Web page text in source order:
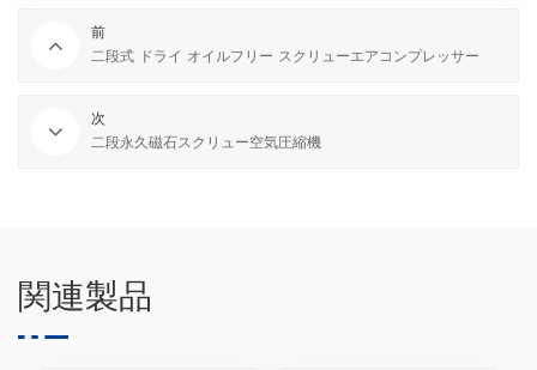
前
二段式 ドライ オイルフリー スクリューエアコンプレッサー
次
二段永久磁石スクリュー空気圧縮機
関連製品